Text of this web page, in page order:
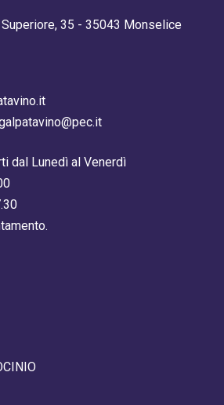
35 - 35043 Monselice
dal Lunedì al Venerdì